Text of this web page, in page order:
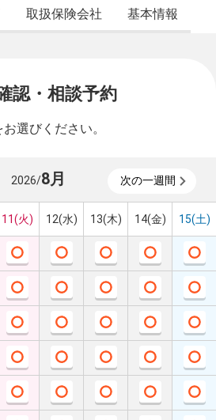
取扱保険会社 基本情報
認・相談予約
選びください。
2026/8月 次の一週間
11(火) 12(水) 13(木) 14(金) 15(土)